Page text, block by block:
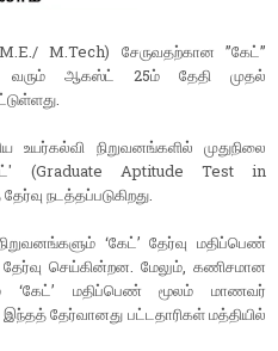
M.Tech) சேருவதற்கான ”கேட்”
வரும் ஆகஸ்ட் 25ம் தேதி முதல்
உயர்கல்வி நிறுவனங்களில் முதுநிலை
(Graduate Aptitude Test in
நடத்தப்படுகிறது.
‘கேட்’ தேர்வு மதிப்பெண்
செய்கின்றன. மேலும், கணிசமான
‘கேட்’ மதிப்பெண் மூலம் மாணவர்
தேர்வானது பட்டதாரிகள் மத்தியில்